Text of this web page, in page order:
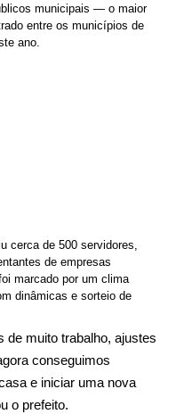
municipais — o maior
entre os municípios de
ano.
cerca de 500 servidores,
de empresas
marcado por um clima
dinâmicas e sorteio de
de muito trabalho, ajustes
conseguimos
e iniciar uma nova
o prefeito.